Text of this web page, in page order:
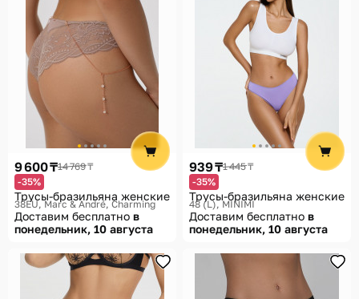
9 600 ₸14 769 ₸
-35%
Трусы-бразильяна женские
38EU Marc & André, Charming
Доставим бесплатно в
понедельник, 10 августа
939 ₸1 445 ₸
-35%
Трусы-бразильяна женские
48 (L) MINIMI
Доставим бесплатно в
понедельник, 10 августа